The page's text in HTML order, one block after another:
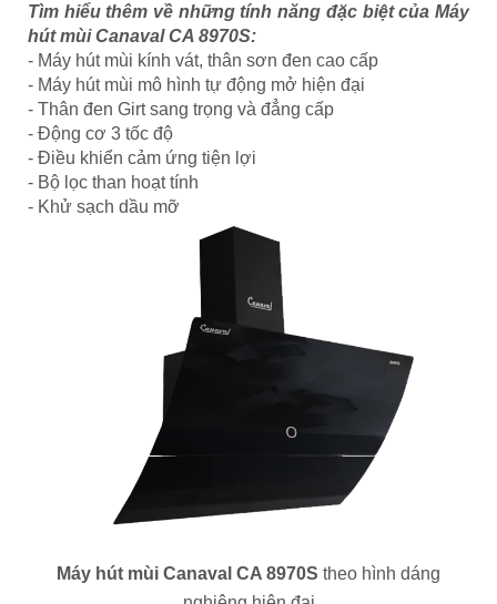
Tìm hiểu thêm về những tính năng đặc biệt của Máy
hút mùi Canaval CA 8970S:
- Máy hút mùi kính vát, thân sơn đen cao cấp
- Máy hút mùi mô hình tự động mở hiện đại
- Thân đen Girt sang trọng và đẳng cấp
- Động cơ 3 tốc độ
- Điều khiển cảm ứng tiện lợi
- Bộ lọc than hoạt tính
- Khử sạch dầu mỡ
Máy hút mùi Canaval CA 8970S theo hình dáng